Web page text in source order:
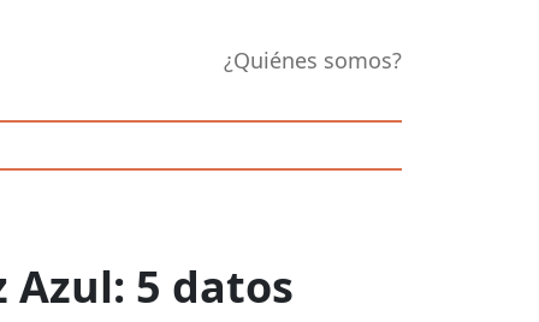
¿Quiénes somos?
Azul: 5 datos